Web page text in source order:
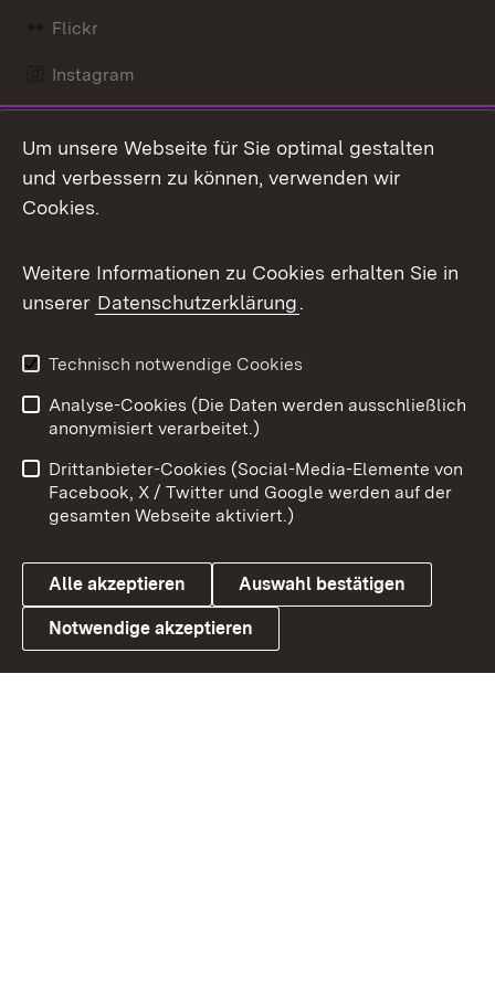
Flickr
Instagram
Mastodon
Messenger
Social Wall
X / Twitter
Youtube
Link zum Landesportal
Benutzungshinweise
Barrierefreiheit
Datenschutz
Cookies
Um unsere Webseite für Sie optimal gestalten
und verbessern zu können, verwenden wir
Cookies.
Weitere Informationen zu Cookies erhalten Sie in
unserer Datenschutzerklärung.
Technisch notwendige Cookies
Analyse-Cookies (Die Daten werden ausschließlich
anonymisiert verarbeitet.)
Drittanbieter-Cookies (Social-Media-Elemente von
Facebook, X / Twitter und Google werden auf der
gesamten Webseite aktiviert.)
Alle akzeptieren Auswahl bestätigen
Notwendige akzeptieren